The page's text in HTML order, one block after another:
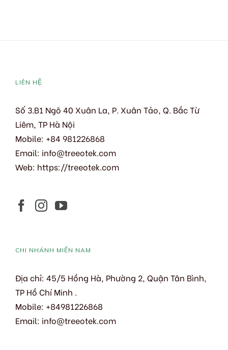
LIÊN HỆ
Số 3.B1 Ngõ 40 Xuân La, P. Xuân Tảo, Q. Bắc Từ
Liêm, TP Hà Nội
Mobile: +84 981226868
Email: info@treeotek.com
Web: https://treeotek.com
CHI NHÁNH MIỀN NAM
Địa chỉ: 45/5 Hồng Hà, Phường 2, Quận Tân Bình,
TP Hồ Chí Minh .
Mobile: +84981226868
Email: info@treeotek.com